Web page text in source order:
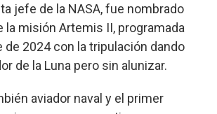
jefe de la NASA, fue nombrado
la misión Artemis II, programada
de 2024 con la tripulación dando
de la Luna pero sin alunizar.
aviador naval y el primer